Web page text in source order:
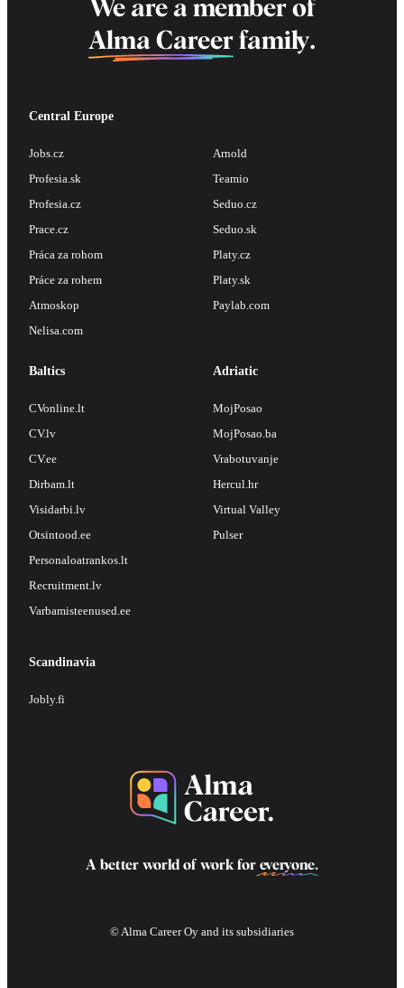
We are a member of
Alma Career family.
Central Europe
Jobs.cz
Profesia.sk
Profesia.cz
Prace.cz
Práca za rohom
Práce za rohem
Atmoskop
Nelisa.com
Arnold
Teamio
Seduo.cz
Seduo.sk
Platy.cz
Platy.sk
Paylab.com
Baltics
CVonline.lt
CV.lv
CV.ee
Dirbam.lt
Visidarbi.lv
Otsintood.ee
Personaloatrankos.lt
Recruitment.lv
Varbamisteenused.ee
Adriatic
MojPosao
MojPosao.ba
Vrabotuvanje
Hercul.hr
Virtual Valley
Pulser
Scandinavia
Jobly.fi
A better world of work for everyone.
© Alma Career Oy and its subsidiaries